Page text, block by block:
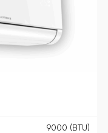
9000 (BTU)